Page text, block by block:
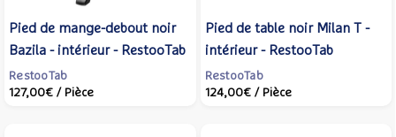
Pied de mange-debout noir
Bazila - intérieur - RestooTab
RestooTab
127,00€ / Pièce
Pied de table noir Milan T -
intérieur - RestooTab
RestooTab
124,00€ / Pièce